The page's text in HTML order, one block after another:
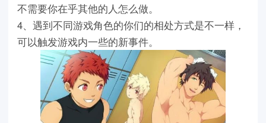
不需要你在乎其他的人怎么做。
4、遇到不同游戏角色的你们的相处方式是不一样，
可以触发游戏内一些的新事件。